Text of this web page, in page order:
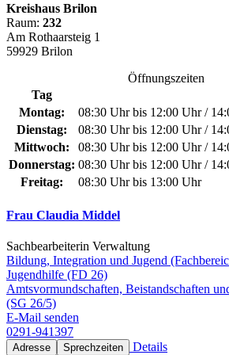
Kreishaus Brilon
Raum: 232
Am Rothaarsteig 1
59929 Brilon
Öffnungszeiten
Tag
Montag:
08:30 Uhr bis 12:00 Uhr /
Dienstag:
08:30 Uhr bis 12:00 Uhr /
Mittwoch:
08:30 Uhr bis 12:00 Uhr /
Donnerstag: 08:30 Uhr bis 12:00 Uhr /
Freitag:
08:30 Uhr bis 13:00 Uhr
Frau Claudia Middel
Sachbearbeiterin Verwaltung
Bildung, Integration und Jugend
Jugendhilfe (FD 26)
Amtsvormundschaften, Beistandschaften
(SG 26/5)
E-Mail senden
0291-941397
Adresse Sprechzeiten Details